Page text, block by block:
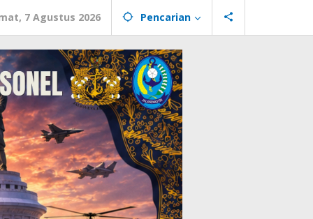
7 Agustus 2026 Pencarian